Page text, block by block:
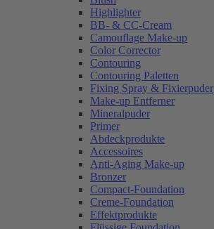
Highlighter
BB- & CC-Cream
Camouflage Make-up
Color Corrector
Contouring
Contouring Paletten
Fixing Spray & Fixierpuder
Make-up Entferner
Mineralpuder
Primer
Abdeckprodukte
Accessoires
Anti-Aging Make-up
Bronzer
Compact-Foundation
Creme-Foundation
Effektprodukte